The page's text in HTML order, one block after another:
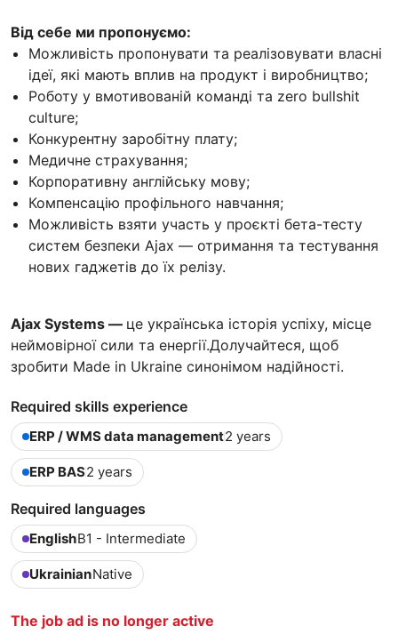
Від себе ми пропонуємо:
Можливість пропонувати та реалізовувати власні
ідеї, які мають вплив на продукт і виробництво;
Роботу у вмотивованій команді та zero bullshit
culture;
Конкурентну заробітну плату;
Медичне страхування;
Корпоративну англійську мову;
Компенсацію профільного навчання;
Можливість взяти участь у проєкті бета-тесту
систем безпеки Ajax — отримання та тестування
нових гаджетів до їх релізу.
Ajax Systems — це українська історія успіху, місце
неймовірної сили та енергії.Долучайтеся, щоб
зробити Made in Ukraine синонімом надійності.
Required skills experience
ERP / WMS data management2 years
ERP BAS2 years
Required languages
EnglishB1 - Intermediate
UkrainianNative
The job ad is no longer active